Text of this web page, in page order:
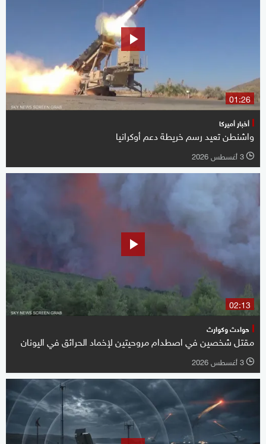
01:26
أخبار أميركا
واشنطن تعيد رسم خريطة دعم أوكرانيا
l 3 أغسطس 2026
02:13
حوادث وكوارث
مقتل شخصين في اصطدام مروحيتين لإخماد الحرائق في اليونان
l 3 أغسطس 2026